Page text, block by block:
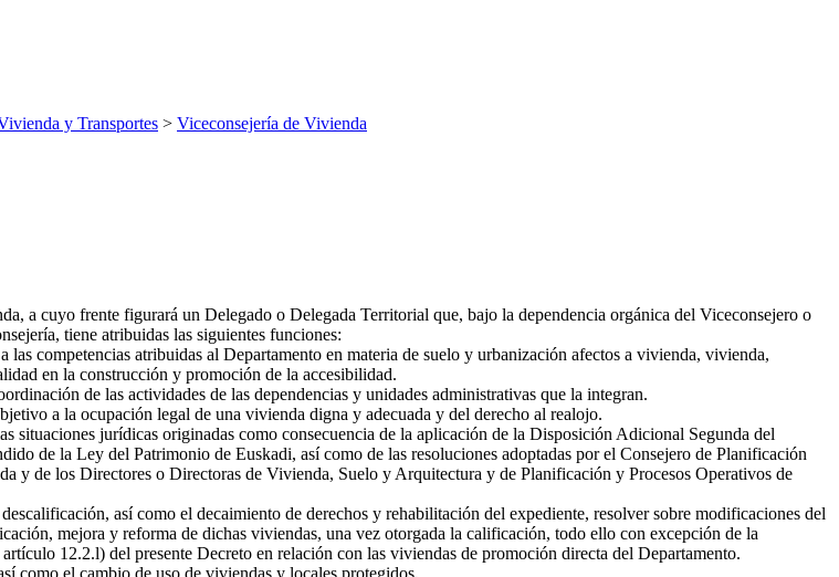
y Transportes > Viceconsejería de Vivienda
a cuyo frente figurará un Delegado o Delegada Territorial que, bajo la dependencia orgánica del Viceconsejero o
tiene atribuidas las siguientes funciones:
competencias atribuidas al Departamento en materia de suelo y urbanización afectos a vivienda, vivienda,
en la construcción y promoción de la accesibilidad.
de las actividades de las dependencias y unidades administrativas que la integran.
a la ocupación legal de una vivienda digna y adecuada y del derecho al realojo.
situaciones jurídicas originadas como consecuencia de la aplicación de la Disposición Adicional Segunda del
de la Ley del Patrimonio de Euskadi, así como de las resoluciones adoptadas por el Consejero de Planificación
y de los Directores o Directoras de Vivienda, Suelo y Arquitectura y de Planificación y Procesos Operativos de
así como el decaimiento de derechos y rehabilitación del expediente, resolver sobre modificaciones del
mejora y reforma de dichas viviendas, una vez otorgada la calificación, todo ello con excepción de la
12.2.l) del presente Decreto en relación con las viviendas de promoción directa del Departamento.
como el cambio de uso de viviendas y locales protegidos.